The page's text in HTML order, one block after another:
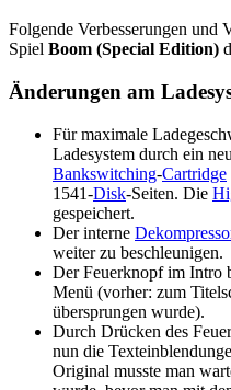
Folgende Verbesserungen und
Spiel Boom (Special Edition)
Änderungen am
Für maximale
Ladesystem durch ein
Bankswitching-Cartridge
1541-Disk-Seiten. Die
gespeichert.
Der interne
weiter zu beschleunigen.
Der Feuerknopf im Intro
Menü (vorher: zum
übersprungen wurde).
Durch Drücken des
nun die
Original musste man